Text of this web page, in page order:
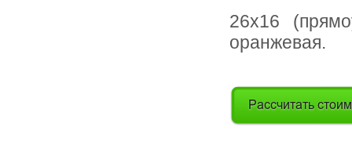
26х16
оранжевая.